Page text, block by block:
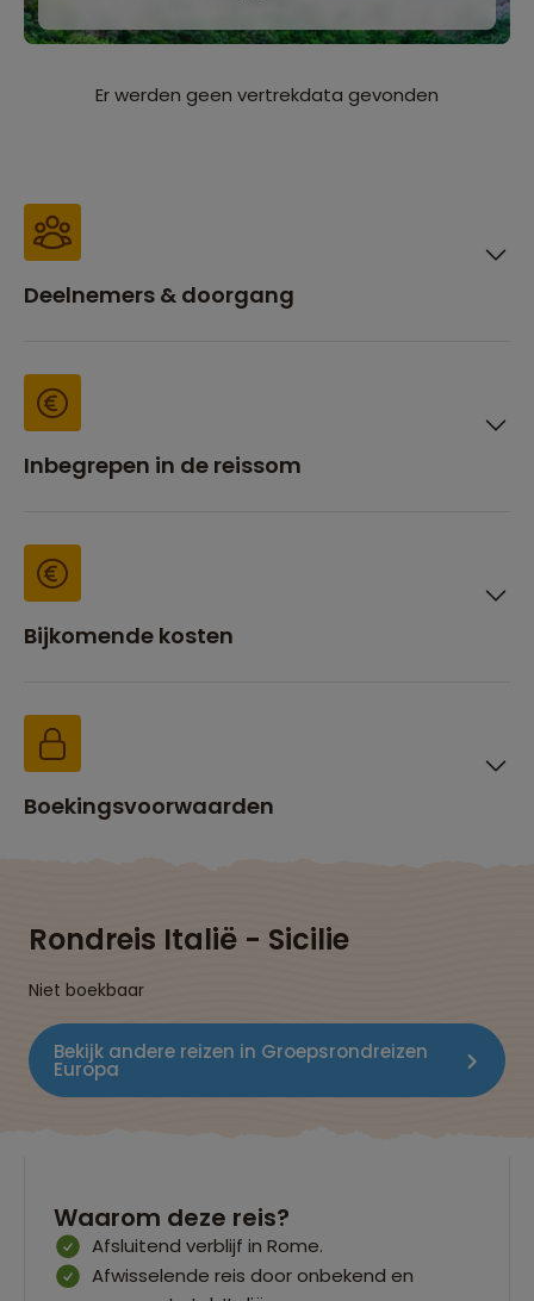
Er werden geen vertrekdata gevonden
Deelnemers & doorgang
Inbegrepen in de reissom
Bijkomende kosten
Boekingsvoorwaarden
Rondreis Italië - Sicilie
Niet boekbaar
Bekijk andere reizen in Groepsrondreizen
Europa
Waarom deze reis?
Afsluitend verblijf in Rome.
Afwisselende reis door onbekend en